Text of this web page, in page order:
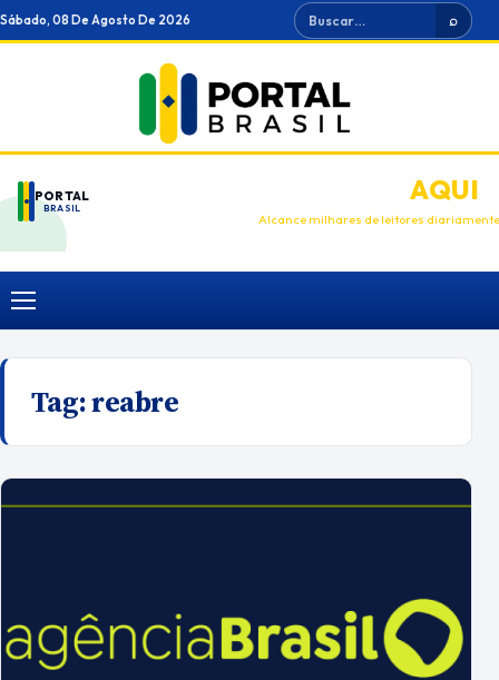
Ir
para
Sábado, 08 De Agosto De 2026 Buscar ⌕
PORTAL
BRASIL
ANUNCIEAQUI
Alcance milhares de leitores diariamente
Menu
Tag:reabre